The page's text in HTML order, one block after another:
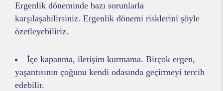
Ergenlik döneminde bazı sorunlarla
karşılaşabilirsiniz. Ergenlik dönemi risklerini şöyle
özetleyebiliriz.
İçe kapanma, iletişim kurmama. Birçok ergen,
yaşantısının çoğunu kendi odasında geçirmeyi tercih
edebilir.